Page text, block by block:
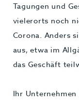
Tagungen und
vielerorts noch
Corona. Anders
aus, etwa im
das Geschäft
Ihr